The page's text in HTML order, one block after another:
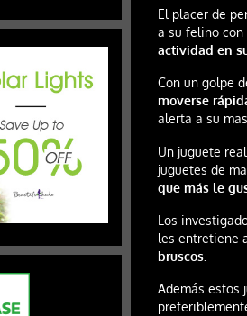
El placer de
a su felino
actividad en
Con un golpe
moverse
alerta a su
Un juguete
juguetes de
que más le
Los
les entretiene
bruscos.
Además estos